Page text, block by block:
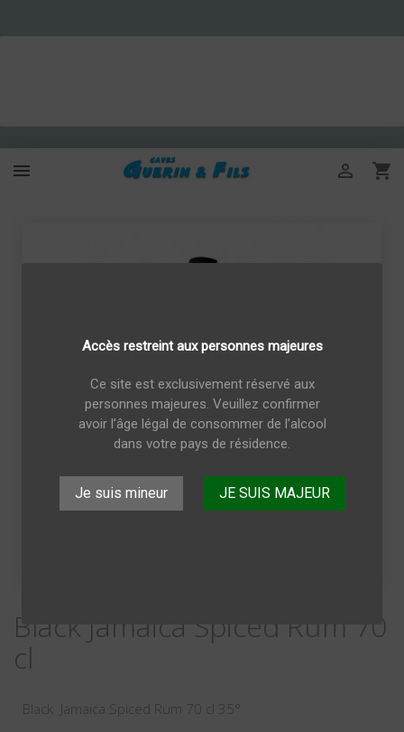
Accès restreint aux personnes majeures
Ce site est exclusivement réservé aux
personnes majeures. Veuillez confirmer
avoir l’âge légal de consommer de l’alcool
dans votre pays de résidence.
Je suis mineur JE SUIS MAJEUR
 

Black Jamaica Spiced Rum 70
cl
Black Jamaica Spiced Rum 70 cl 35°